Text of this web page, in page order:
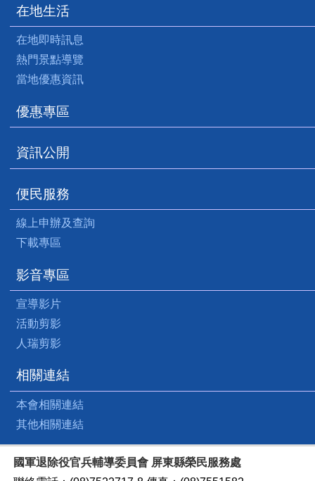
在地生活
在地即時訊息
熱門景點導覽
當地優惠資訊
優惠專區
資訊公開
便民服務
線上申辦及查詢
下載專區
影音專區
宣導影片
活動剪影
人瑞剪影
相關連結
本會相關連結
其他相關連結
國軍退除役官兵輔導委員會 屏東縣榮民服務處